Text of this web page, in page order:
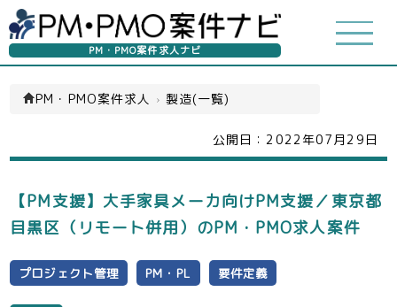
PM・PMO案件求人ナビ
PM・PMO案件求人 › 製造(一覧)
公開日： 2022年07月29日
【PM支援】大手家具メーカ向けPM支援／東京都
目黒区（リモート併用）のPM・PMO求人案件
プロジェクト管理 PM・PL 要件定義